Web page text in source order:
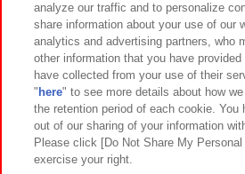
イベント・キャンペーン
関連会社 サステナビリティ
プライバシーポリシー ウェブアクセシ
お取引先さまとともに
analyze our traffic and to personalize
share information about your use of our
analytics and advertising partners, who
other information that you have
have collected from your use of their
" here" to see more details about how
the retention period of each cookie. You
out of our sharing of your information
Please click [Do Not Share My
exercise your right.